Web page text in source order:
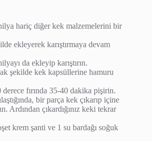
hariç diğer kek malzemelerini bir
ekleyerek karıştırmaya devam
da ekleyip karıştırın.
şekilde kek kapsüllerine hamuru
derece fırında 35-40 dakika pişirin.
bir parça kek çıkarıp içine
Ardından çıkardığınız keki tekrar
krem şanti ve 1 su bardağı soğuk